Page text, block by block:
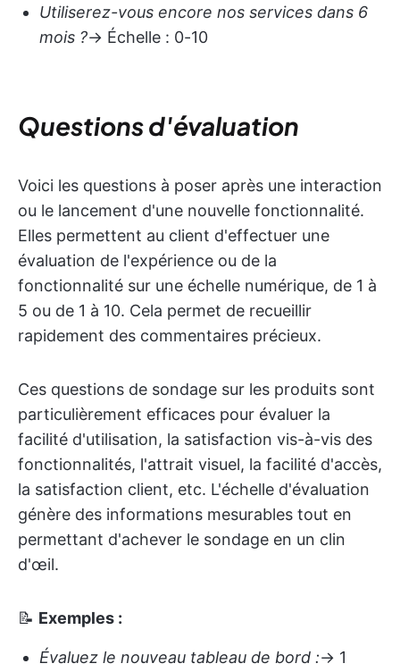
Utiliserez-vous encore nos services dans 6
mois ?→ Échelle : 0-10
Questions d'évaluation
Voici les questions à poser après une interaction
ou le lancement d'une nouvelle fonctionnalité.
Elles permettent au client d'effectuer une
évaluation de l'expérience ou de la
fonctionnalité sur une échelle numérique, de 1 à
5 ou de 1 à 10. Cela permet de recueillir
rapidement des commentaires précieux.
Ces questions de sondage sur les produits sont
particulièrement efficaces pour évaluer la
facilité d'utilisation, la satisfaction vis-à-vis des
fonctionnalités, l'attrait visuel, la facilité d'accès,
la satisfaction client, etc. L'échelle d'évaluation
génère des informations mesurables tout en
permettant d'achever le sondage en un clin
d'œil.
📝 Exemples :
Évaluez le nouveau tableau de bord :→ 1